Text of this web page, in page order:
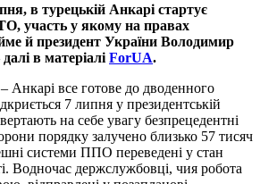
в турецькій Анкарі стартує
участь у якому на правах
й президент України Володимир
в матеріалі ForUA.
Анкарі все готове до дводенного
7 липня у президентській
на себе увагу безпрецедентні
порядку залучено близько 57 тисяч
системи ППО переведені у стан
Водночас держслужбовці, чия робота